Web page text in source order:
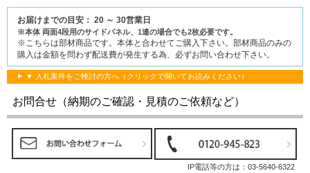
お届けまでの目安： 20 ～ 30営業日
※本体 両面4段用のサイドパネル、1連の場合でも2枚必要です。
※こちらは部材商品です。本体と合わせてご購入下さい。部材商品のみの
購入は金額を問わず配送費が発生する為、必ずお問い合わせ下さい。
▼ 入札案件をご検討の方へ（クリックで開いてお読みください）
お問合せ（納期のご確認・見積のご依頼など）
IP電話等の方は： 03-5640-6322